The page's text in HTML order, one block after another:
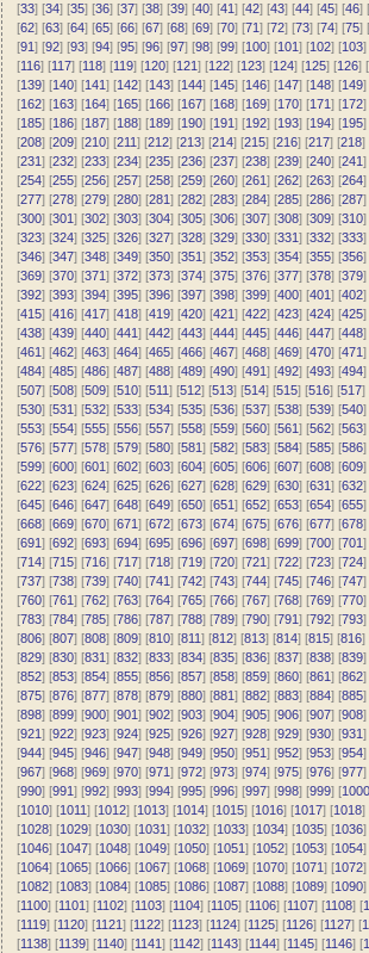
[33] [34] [35] [36] [37] [38] [39] [40] [41] [42] [43] [44] [45] [46] [
[62] [63] [64] [65] [66] [67] [68] [69] [70] [71] [72] [73] [74] [75] [
[91] [92] [93] [94] [95] [96] [97] [98] [99] [100] [101] [102] [103]
[116] [117] [118] [119] [120] [121] [122] [123] [124] [125] [126] [
[139] [140] [141] [142] [143] [144] [145] [146] [147] [148] [149]
[162] [163] [164] [165] [166] [167] [168] [169] [170] [171] [172]
[185] [186] [187] [188] [189] [190] [191] [192] [193] [194] [195]
[208] [209] [210] [211] [212] [213] [214] [215] [216] [217] [218]
[231] [232] [233] [234] [235] [236] [237] [238] [239] [240] [241]
[254] [255] [256] [257] [258] [259] [260] [261] [262] [263] [264]
[277] [278] [279] [280] [281] [282] [283] [284] [285] [286] [287]
[300] [301] [302] [303] [304] [305] [306] [307] [308] [309] [310]
[323] [324] [325] [326] [327] [328] [329] [330] [331] [332] [333]
[346] [347] [348] [349] [350] [351] [352] [353] [354] [355] [356]
[369] [370] [371] [372] [373] [374] [375] [376] [377] [378] [379]
[392] [393] [394] [395] [396] [397] [398] [399] [400] [401] [402]
[415] [416] [417] [418] [419] [420] [421] [422] [423] [424] [425]
[438] [439] [440] [441] [442] [443] [444] [445] [446] [447] [448]
[461] [462] [463] [464] [465] [466] [467] [468] [469] [470] [471]
[484] [485] [486] [487] [488] [489] [490] [491] [492] [493] [494]
[507] [508] [509] [510] [511] [512] [513] [514] [515] [516] [517]
[530] [531] [532] [533] [534] [535] [536] [537] [538] [539] [540]
[553] [554] [555] [556] [557] [558] [559] [560] [561] [562] [563]
[576] [577] [578] [579] [580] [581] [582] [583] [584] [585] [586]
[599] [600] [601] [602] [603] [604] [605] [606] [607] [608] [609]
[622] [623] [624] [625] [626] [627] [628] [629] [630] [631] [632]
[645] [646] [647] [648] [649] [650] [651] [652] [653] [654] [655]
[668] [669] [670] [671] [672] [673] [674] [675] [676] [677] [678]
[691] [692] [693] [694] [695] [696] [697] [698] [699] [700] [701]
[714] [715] [716] [717] [718] [719] [720] [721] [722] [723] [724]
[737] [738] [739] [740] [741] [742] [743] [744] [745] [746] [747]
[760] [761] [762] [763] [764] [765] [766] [767] [768] [769] [770]
[783] [784] [785] [786] [787] [788] [789] [790] [791] [792] [793]
[806] [807] [808] [809] [810] [811] [812] [813] [814] [815] [816]
[829] [830] [831] [832] [833] [834] [835] [836] [837] [838] [839]
[852] [853] [854] [855] [856] [857] [858] [859] [860] [861] [862]
[875] [876] [877] [878] [879] [880] [881] [882] [883] [884] [885]
[898] [899] [900] [901] [902] [903] [904] [905] [906] [907] [908]
[921] [922] [923] [924] [925] [926] [927] [928] [929] [930] [931]
[944] [945] [946] [947] [948] [949] [950] [951] [952] [953] [954]
[967] [968] [969] [970] [971] [972] [973] [974] [975] [976] [977]
[990] [991] [992] [993] [994] [995] [996] [997] [998] [999] [1000
[1010] [1011] [1012] [1013] [1014] [1015] [1016] [1017] [1018]
[1028] [1029] [1030] [1031] [1032] [1033] [1034] [1035] [1036]
[1046] [1047] [1048] [1049] [1050] [1051] [1052] [1053] [1054]
[1064] [1065] [1066] [1067] [1068] [1069] [1070] [1071] [1072]
[1082] [1083] [1084] [1085] [1086] [1087] [1088] [1089] [1090]
[1100] [1101] [1102] [1103] [1104] [1105] [1106] [1107] [1108] [
[1119] [1120] [1121] [1122] [1123] [1124] [1125] [1126] [1127] [
[1138] [1139] [1140] [1141] [1142] [1143] [1144] [1145] [1146] [